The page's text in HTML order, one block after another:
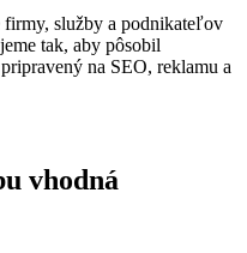
firmy, služby a podnikateľov
tak, aby pôsobil
na SEO, reklamu a
vhodná